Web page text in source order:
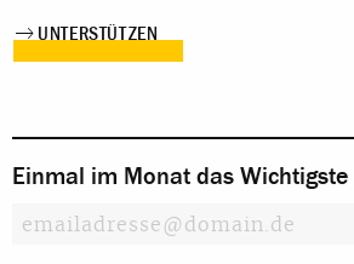
UNTERSTÜTZEN
Einmal im Monat das